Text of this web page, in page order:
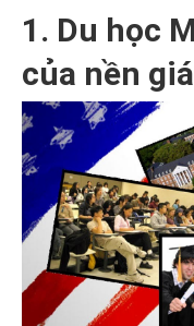
1. Du học
của nền